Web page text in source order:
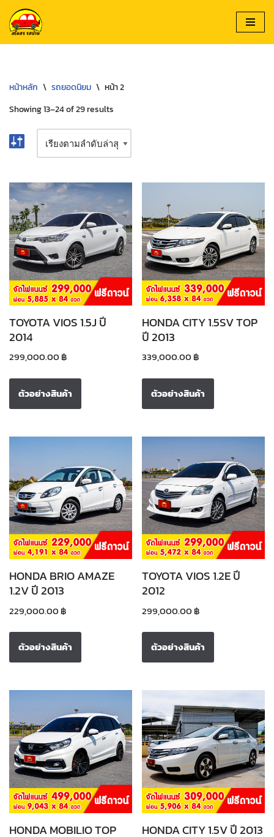
Skip
to
หน้าหลัก \ รถยอดนิยม \ หน้า 2
Showing 13–24 of 29 results
TOYOTA VIOS 1.5J ปี
2014
299,000.00 ฿
ตัวอย่างสินค้า
HONDA CITY 1.5SV TOP
ปี 2013
339,000.00 ฿
ตัวอย่างสินค้า
HONDA BRIO AMAZE
1.2V ปี 2013
229,000.00 ฿
ตัวอย่างสินค้า
TOYOTA VIOS 1.2E ปี
2012
299,000.00 ฿
ตัวอย่างสินค้า
HONDA MOBILIO TOP
HONDA CITY 1.5V ปี 2013